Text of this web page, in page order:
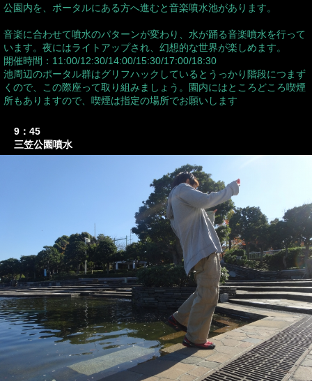
公園内を、ポータルにある方へ進むと音楽噴水池があります。
音楽に合わせて噴水のパターンが変わり、水が踊る音楽噴水を行って
います。夜にはライトアップされ、幻想的な世界が楽しめます。
開催時間：11:00/12:30/14:00/15:30/17:00/18:30
池周辺のポータル群はグリフハックしているとうっかり階段につまず
くので、この際座って取り組みましょう。園内にはところどころ喫煙
所もありますので、喫煙は指定の場所でお願いします
9：45
三笠公園噴水